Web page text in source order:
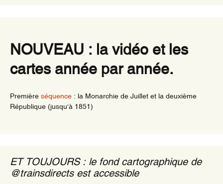
NOUVEAU : la vidéo et les
cartes année par année.
Première séquence : la Monarchie de Juillet et la deuxième
République (jusqu'à 1851)
ET TOUJOURS : le fond cartographique de
@trainsdirects est accessible